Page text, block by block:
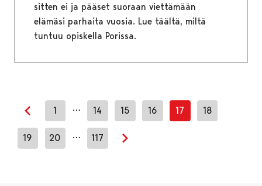
sitten ei ja pääset suoraan viettämään
elämäsi parhaita vuosia. Lue täältä, miltä
tuntuu opiskella Porissa.
Edellinen sivu
1 … 14 15 16 17 18
19 20 … 117
Seuraava sivu